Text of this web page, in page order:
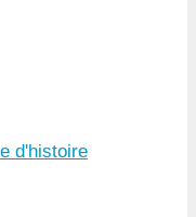
d'histoire